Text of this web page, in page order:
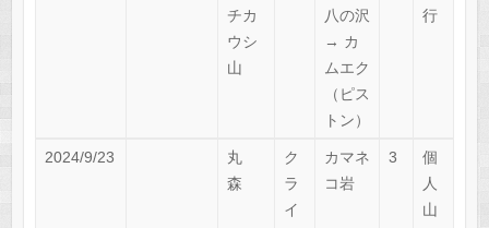
チカ
ウシ
山
八の沢
→ カ
ムエク
（ピス
トン）
行
2024/9/23
丸
森
ク
ラ
イ
カマネ
コ岩
3
個
人
山